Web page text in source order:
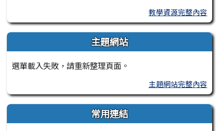
教學資源完整內容
主題網站
選單載入失敗，請重新整理頁面。
主題網站完整內容
常用連結